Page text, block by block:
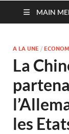
MAIN
A LA UNE /
La
les